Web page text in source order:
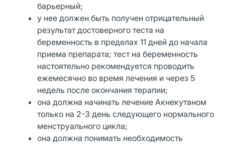
барьерный;
у нее должен быть получен отрицательный
результат достоверного теста на
беременность в пределах 11 дней до начала
приема препарата; тест на беременность
настоятельно рекомендуется проводить
ежемесячно во время лечения и через 5
недель после окончания терапии;
она должна начинать лечение Акнекутаном
только на 2-3 день следующего нормального
менструального цикла;
она должна понимать необходимость